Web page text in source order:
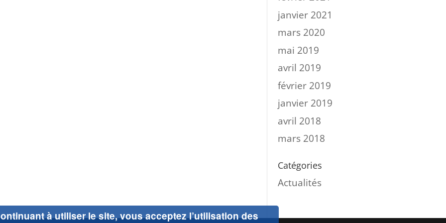
janvier 2021
mars 2020
mai 2019
avril 2019
février 2019
janvier 2019
avril 2018
mars 2018
Catégories
Actualités
à utiliser le site, vous acceptez l’utilisation des